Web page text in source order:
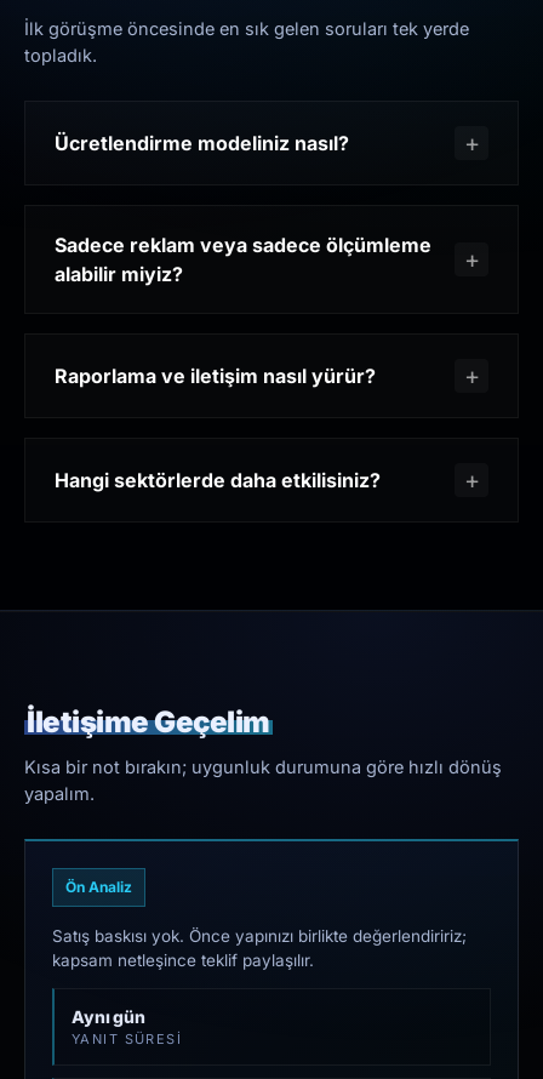
İlk görüşme öncesinde en sık gelen soruları tek yerde
topladık.
Ücretlendirme modeliniz nasıl?
Sadece reklam veya sadece ölçümleme
alabilir miyiz?
Raporlama ve iletişim nasıl yürür?
Hangi sektörlerde daha etkilisiniz?
İletişime Geçelim
Kısa bir not bırakın; uygunluk durumuna göre hızlı dönüş
yapalım.
Ön Analiz
Satış baskısı yok. Önce yapınızı birlikte değerlendiririz;
kapsam netleşince teklif paylaşılır.
Aynı gün
YANIT SÜRESI